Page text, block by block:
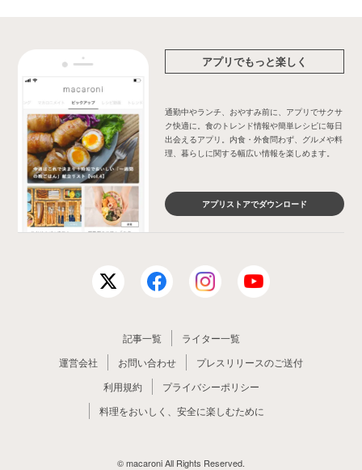
アプリでもっと楽しく
通勤中やランチ、おやすみ前に、アプリでサクサ
ク快適に。食のトレンド情報や簡単レシピに毎日
出会えるアプリ。内食・外食問わず、グルメや料
理、暮らしに関する幅広い情報を楽しめます。
アプリストアでダウンロード
記事一覧
ライター一覧
運営会社
お問い合わせ
プレスリリースのご送付
利用規約
プライバシーポリシー
料理をおいしく、安全に楽しむために
© macaroni All Rights Reserved.